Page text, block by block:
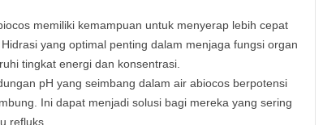
memiliki kemampuan untuk menyerap lebih cepat
yang optimal penting dalam menjaga fungsi organ
tingkat energi dan konsentrasi.
pH yang seimbang dalam air abiocos berpotensi
Ini dapat menjadi solusi bagi mereka yang sering
refluks.